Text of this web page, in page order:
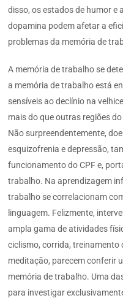
disso, os estados de humor
dopamina podem afetar a
problemas da memória de
A memória de trabalho se
a memória de trabalho está
sensíveis ao declínio na
mais do que outras regiões
Não surpreendentemente,
esquizofrenia e depressão,
funcionamento do CPF e,
trabalho. Na aprendizagem
trabalho se correlacionam
linguagem. Felizmente,
ampla gama de atividades
ciclismo, corrida, treinamento
meditação, parecem conferir
memória de trabalho. Uma
para investigar